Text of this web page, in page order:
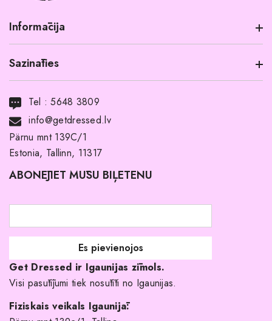
Informācija
Informācija par produktu
Noma ar pirkuma tiesībām
Par mums
Pirkuma noteikumi un nosacījumi
Atgriešanas politika
Līgavas družiņu kleitas
Veikali
Kāpēc izvēlēties mūs?
Sazināties
Tel :5648 3809
info@getdressed.lv
Pärnu mnt 139C/1
Estonia, Tallinn, 11317
ABONĒJIET MŪSU BIĻETENU
Get Dressed ir Igaunijas zīmols.
Visi pasūtījumi tiek nosūtīti no Igaunijas.
Fiziskais veikals Igaunijā: